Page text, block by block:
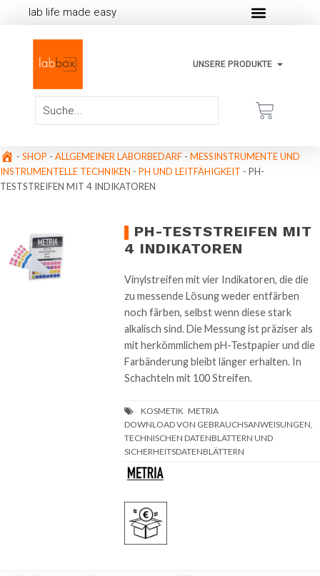
lab life made easy
UNSERE PRODUKTE
- SHOP - ALLGEMEINER LABORBEDARF - MESSINSTRUMENTE UND
INSTRUMENTELLE TECHNIKEN - PH UND LEITFÄHIGKEIT - PH-
TESTSTREIFEN MIT 4 INDIKATOREN
PH-TESTSTREIFEN MIT
4 INDIKATOREN
Vinylstreifen mit vier Indikatoren, die die
zu messende Lösung weder entfärben
noch färben, selbst wenn diese stark
alkalisch sind. Die Messung ist präziser als
mit herkömmlichem pH-Testpapier und die
Farbänderung bleibt länger erhalten. In
Schachteln mit 100 Streifen.
DOWNLOAD VON GEBRAUCHSANWEISUNGEN,
TECHNISCHEN DATENBLÄTTERN UND
SICHERHEITSDATENBLÄTTERN